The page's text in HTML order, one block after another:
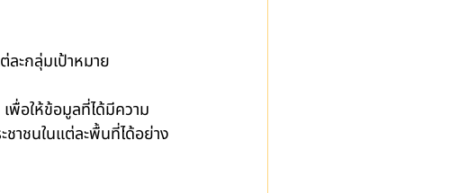
ะกลุ่มเป้าหมาย
พื่อให้ข้อมูลที่ได้มีความ
าชนในแต่ละพื้นที่ได้อย่าง